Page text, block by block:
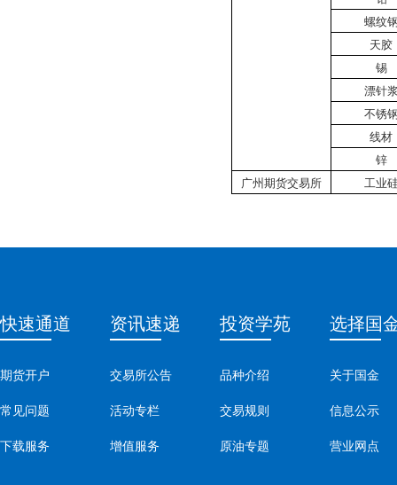
螺纹
天胶
锡
漂针
不锈
线材
锌
广州期货交易所
工业
快速通道
期货开户
常见问题
下载服务
资讯速递
交易所公告
活动专栏
增值服务
投资学苑
品种介绍
交易规则
原油专题
选择国
关于国金
信息公示
营业网点